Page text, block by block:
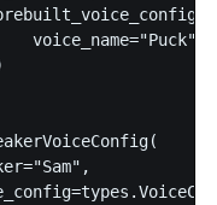
voice_name="Puck"